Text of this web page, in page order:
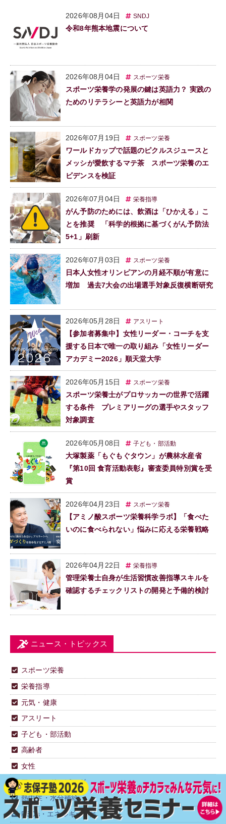
2026年08月04日 SNDJ
令和8年熊本地震について
2026年08月04日 スポーツ栄養
スポーツ栄養学の発展の鍵は英語力？ 実践の
ためのリテラシーと英語力が相関
2026年07月19日 スポーツ栄養
ワールドカップで話題のピクルスジュースと
メッシが愛飲するマテ茶 スポーツ栄養のエ
ビデンスを検証
2026年07月04日 栄養指導
がん予防のためには、飲酒は「ひかえる」こ
とを推奨 「科学的根拠に基づくがん予防法
5+1」刷新
2026年07月03日 スポーツ栄養
日本人女性オリンピアンの月経不順が有意に
増加 過去7大会の出場選手対象反復横断研究
2026年05月28日 アスリート
【参加者募集中】女性リーダー・コーチを支
援する日本で唯一の取り組み「女性リーダー
アカデミー2026」順天堂大学
2026年05月15日 スポーツ栄養
スポーツ栄養士がプロサッカーの世界で活躍
する条件 プレミアリーグの選手やスタッフ
対象調査
2026年05月08日 子ども・部活動
大塚製薬「もぐもぐタウン」が農林水産省
『第10回 食育活動表彰』審査委員特別賞を受
賞
2026年04月23日 スポーツ栄養
【アミノ酸スポーツ栄養科学ラボ】「食べた
いのに食べられない」悩みに応える栄養戦略
2026年04月22日 栄養指導
管理栄養士自身が生活習慣改善指導スキルを
確認するチェックリストの開発と予備的検討
ニュース・トピックス
スポーツ栄養
栄養指導
元気・健康
アスリート
子ども・部活動
高齢者
女性
アンチ・ドーピング
熱中症・水分補給
REDs・エネルギー不足